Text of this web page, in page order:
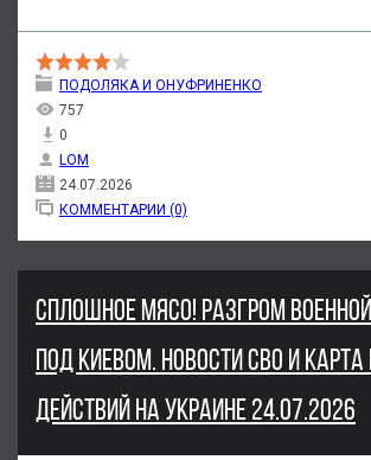
ПОДОЛЯКА И ОНУФРИНЕНКО
757
0
LOM
24.07.2026
КОММЕНТАРИИ (0)
СПЛОШНОЕ МЯСО! РАЗГРОМ
ПОД КИЕВОМ. НОВОСТИ СВО И
ДЕЙСТВИЙ НА УКРАИНЕ 24.07.2026